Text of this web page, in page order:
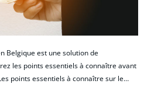
Belgique est une solution de
les points essentiels à connaître avant
points essentiels à connaître sur le…